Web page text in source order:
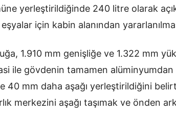
yerleştirildiğinde 240 litre olarak
eşyalar için kabin alanından
1.910 mm genişliğe ve 1.322 mm
ile gövdenin tamamen
40 mm daha aşağı yerleştirildiğini
merkezini aşağı taşımak ve önden